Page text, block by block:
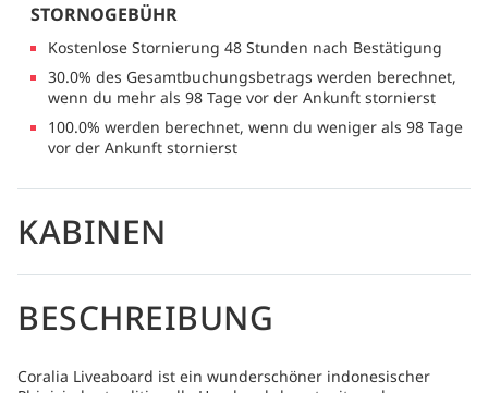
STORNOGEBÜHR
Kostenlose Stornierung 48 Stunden nach Bestätigung
30.0% des Gesamtbuchungsbetrags werden berechnet,
wenn du mehr als 98 Tage vor der Ankunft stornierst
100.0% werden berechnet, wenn du weniger als 98 Tage
vor der Ankunft stornierst
KABINEN
BESCHREIBUNG
Coralia Liveaboard ist ein wunderschöner indonesischer